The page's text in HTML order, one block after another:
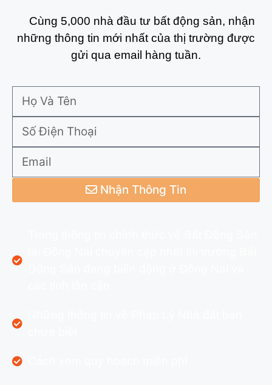
Cùng 5,000 nhà đầu tư bất động sản, nhận
những thông tin mới nhất của thị trường được
gửi qua email hàng tuần.
Nhận Thông Tin